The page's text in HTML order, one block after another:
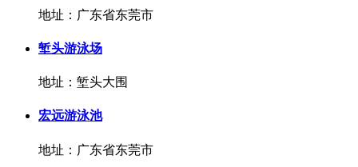
地址：广东省东莞市
堑头游泳场
地址：堑头大围
宏远游泳池
地址：广东省东莞市